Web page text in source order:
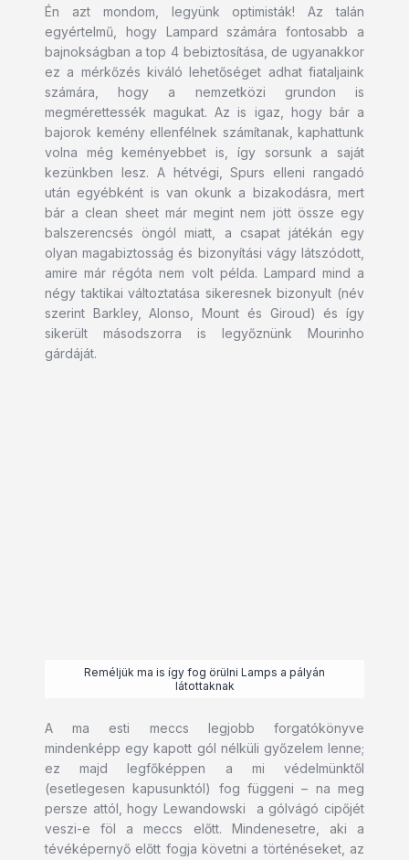
Én azt mondom, legyünk optimisták! Az talán
egyértelmű, hogy Lampard számára fontosabb a
bajnokságban a top 4 bebiztosítása, de ugyanakkor
ez a mérkőzés kiváló lehetőséget adhat fiataljaink
számára, hogy a nemzetközi grundon is
megmérettessék magukat. Az is igaz, hogy bár a
bajorok kemény ellenfélnek számítanak, kaphattunk
volna még keményebbet is, így sorsunk a saját
kezünkben lesz. A hétvégi, Spurs elleni rangadó
után egyébként is van okunk a bizakodásra, mert
bár a clean sheet már megint nem jött össze egy
balszerencsés öngól miatt, a csapat játékán egy
olyan magabiztosság és bizonyítási vágy látszódott,
amire már régóta nem volt példa. Lampard mind a
négy taktikai változtatása sikeresnek bizonyult (név
szerint Barkley, Alonso, Mount és Giroud) és így
sikerült másodszorra is legyőznünk Mourinho
gárdáját.
Reméljük ma is így fog örülni Lamps a pályán
látottaknak
A ma esti meccs legjobb forgatókönyve
mindenképp egy kapott gól nélküli győzelem lenne;
ez majd legfőképpen a mi védelmünktől
(esetlegesen kapusunktól) fog függeni – na meg
persze attól, hogy Lewandowski a gólvágó cipőjét
veszi-e föl a meccs előtt. Mindenesetre, aki a
tévéképernyő előtt fogja követni a történéseket, az